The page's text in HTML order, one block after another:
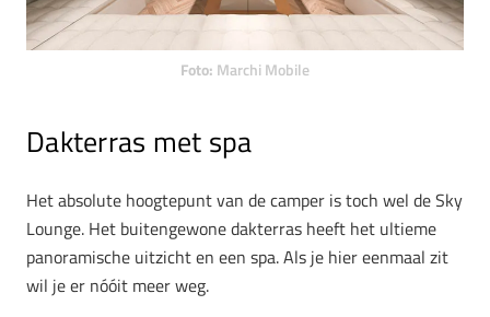
Foto: Marchi Mobile
Dakterras met spa
Het absolute hoogtepunt van de camper is toch wel de Sky
Lounge. Het buitengewone dakterras heeft het ultieme
panoramische uitzicht en een spa. Als je hier eenmaal zit
wil je er nóóit meer weg.